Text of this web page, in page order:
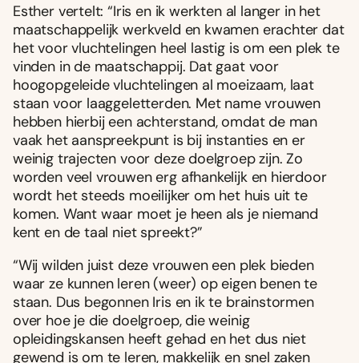
Esther vertelt: “Iris en ik werkten al langer in het
maatschappelijk werkveld en kwamen erachter dat
het voor vluchtelingen heel lastig is om een plek te
vinden in de maatschappij. Dat gaat voor
hoogopgeleide vluchtelingen al moeizaam, laat
staan voor laaggeletterden. Met name vrouwen
hebben hierbij een achterstand, omdat de man
vaak het aanspreekpunt is bij instanties en er
weinig trajecten voor deze doelgroep zijn. Zo
worden veel vrouwen erg afhankelijk en hierdoor
wordt het steeds moeilijker om het huis uit te
komen. Want waar moet je heen als je niemand
kent en de taal niet spreekt?”
“Wij wilden juist deze vrouwen een plek bieden
waar ze kunnen leren (weer) op eigen benen te
staan. Dus begonnen Iris en ik te brainstormen
over hoe je die doelgroep, die weinig
opleidingskansen heeft gehad en het dus niet
gewend is om te leren, makkelijk en snel zaken